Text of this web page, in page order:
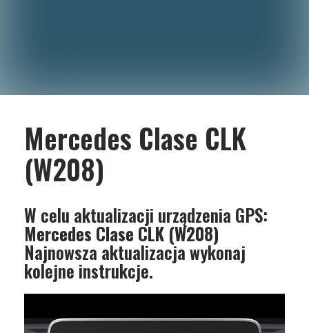
Mercedes Clase CLK
(W208)
W celu aktualizacji urządzenia GPS:
Mercedes Clase CLK (W208)
Najnowsza aktualizacja wykonaj
kolejne instrukcje.